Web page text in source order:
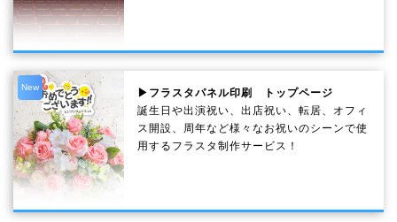
New
▶フラスタパネル印刷 トップページ
誕生日や出演祝い、出店祝い、転居、オフィ
ス開設、周年など様々なお祝いのシーンで使
用するフラスタ制作サービス！